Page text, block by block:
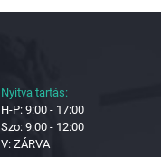
Nyitva tartás:
H-P: 9:00 - 17:00
Szo: 9:00 - 12:00
V: ZÁRVA